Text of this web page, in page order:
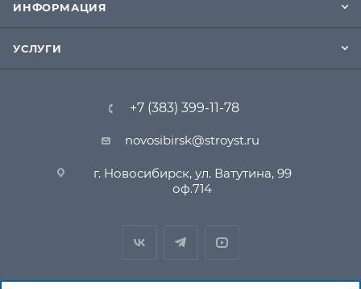
ИНФОРМАЦИЯ
УСЛУГИ
+7 (383) 399-11-78
novosibirsk@stroyst.ru
г. Новосибирск, ул. Ватутина, 99
оф.714